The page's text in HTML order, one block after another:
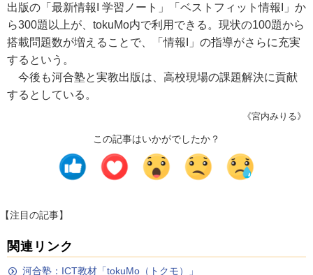
出版の「最新情報I 学習ノート」「ベストフィット情報I」か
ら300題以上が、tokuMo内で利用できる。現状の100題から
搭載問題数が増えることで、「情報I」の指導がさらに充実
するという。
今後も河合塾と実教出版は、高校現場の課題解決に貢献
するとしている。
《宮内みりる》
この記事はいかがでしたか？
【注目の記事】
関連リンク
河合塾：ICT教材「tokuMo（トクモ）」